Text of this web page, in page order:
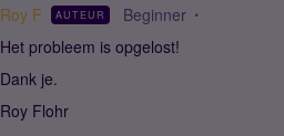
Roy F AUTEUR Beginner
Het probleem is opgelost!
Dank je.
Roy Flohr